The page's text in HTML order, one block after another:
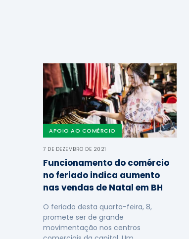
APOIO AO COMÉRCIO
7 DE DEZEMBRO DE 2021
Funcionamento do comércio
no feriado indica aumento
nas vendas de Natal em BH
O feriado desta quarta-feira, 8,
promete ser de grande
movimentação nos centros